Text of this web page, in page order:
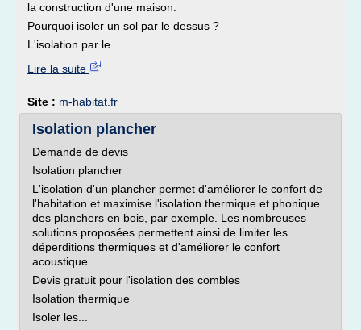
la construction d'une maison.
Pourquoi isoler un sol par le dessus ?
L'isolation par le...
Lire la suite
Site : m-habitat.fr
Isolation plancher
Demande de devis
Isolation plancher
L'isolation d'un plancher permet d'améliorer le confort de
l'habitation et maximise l'isolation thermique et phonique
des planchers en bois, par exemple. Les nombreuses
solutions proposées permettent ainsi de limiter les
déperditions thermiques et d'améliorer le confort
acoustique.
Devis gratuit pour l'isolation des combles
Isolation thermique
Isoler les...